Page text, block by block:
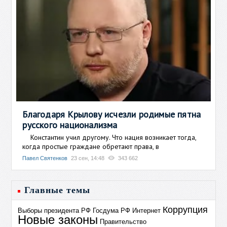
Благодаря Крылову исчезли родимые пятна
русского национализма
Константин учил другому. Что нация возникает тогда,
когда простые граждане обретают права, в
Павел Святенков 23 сен, 14:48 343 662
Главные темы
Выборы президента РФ Госдума РФ Интернет Коррупция
Новые законы Правительство